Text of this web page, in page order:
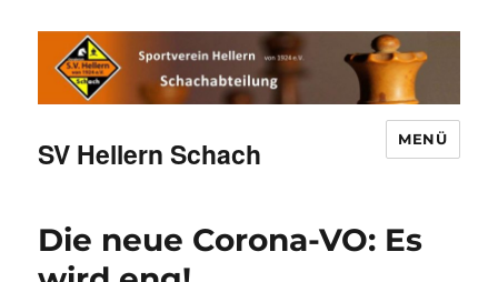
SV Hellern Schach MENÜ
Die neue Corona-VO: Es